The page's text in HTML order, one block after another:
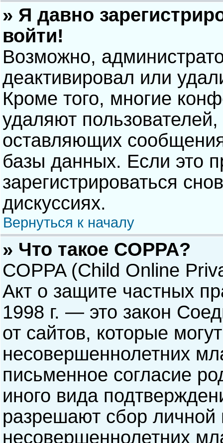
» Я давно
войти!
Возможно,
деактивировал или
Кроме того, многие
удаляют
оставляющих
базы данных. Если это
зарегистрироваться
дискуссиях.
Вернуться к началу
» Что такое COPPA?
COPPA (Child Online
Акт о защите частных
1998 г. — это закон
от сайтов, которые
несовершеннолетних
письменное согласие
иного вида
разрешают сбор
несовершеннолетних